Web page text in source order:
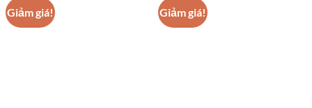
Giảm giá! Giảm giá!